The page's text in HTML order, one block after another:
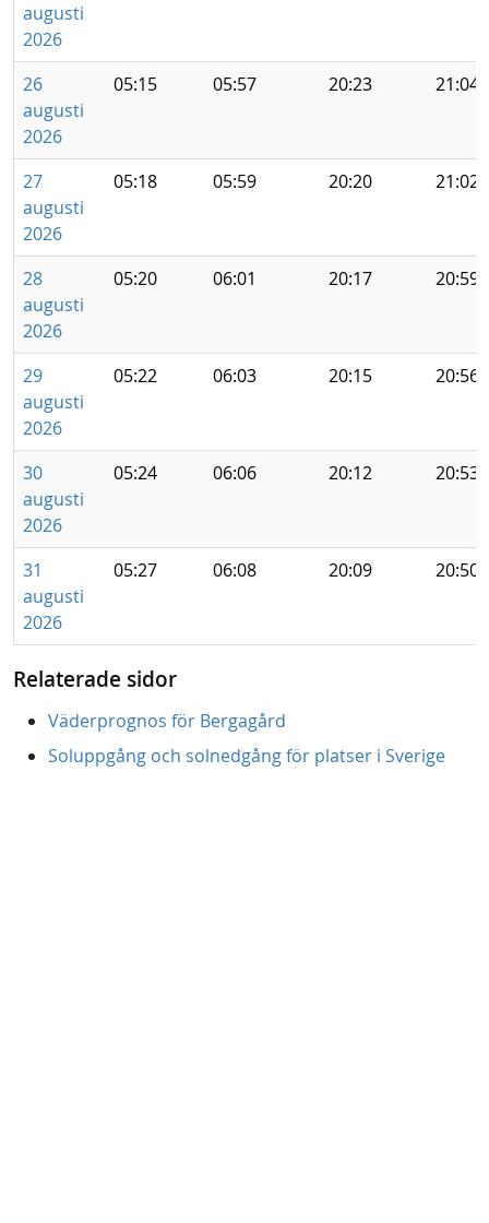
augusti
2026
26
augusti
2026
05:15 05:57 20:23 21:04
27
augusti
2026
05:18 05:59 20:20 21:02
28
augusti
2026
05:20 06:01 20:17 20:59
29
augusti
2026
05:22 06:03 20:15 20:56
30
augusti
2026
05:24 06:06 20:12 20:53
31
augusti
2026
05:27 06:08 20:09 20:50
Relaterade sidor
Väderprognos för Bergagård
Soluppgång och solnedgång för platser i Sverige